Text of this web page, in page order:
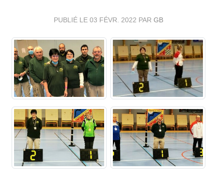
PUBLIÉ LE 03 FÉVR. 2022 PAR GB